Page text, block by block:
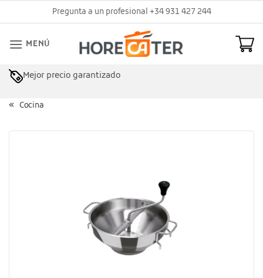
al
Pregunta a un profesional +34 931 427 244
MENÚ
Mejor precio garantizado
Cocina